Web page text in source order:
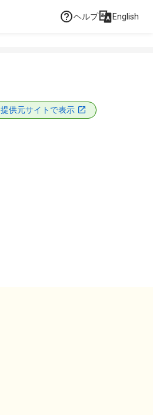
ヘルプ English
提供元サイトで表示